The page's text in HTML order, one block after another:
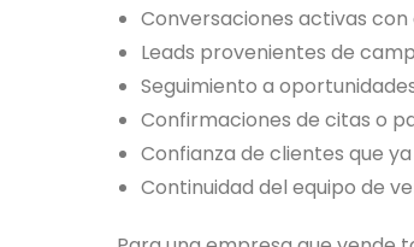
Conversaciones activas con
Leads provenientes de
Seguimiento a
Confirmaciones de citas o
Confianza de clientes que
Continuidad del equipo de